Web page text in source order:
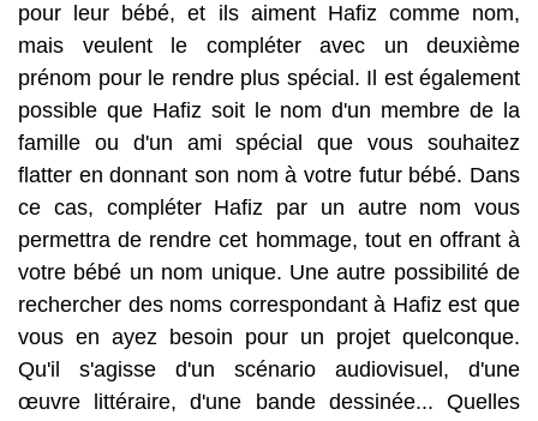
pour leur bébé, et ils aiment Hafiz comme nom,
mais veulent le compléter avec un deuxième
prénom pour le rendre plus spécial. Il est également
possible que Hafiz soit le nom d'un membre de la
famille ou d'un ami spécial que vous souhaitez
flatter en donnant son nom à votre futur bébé. Dans
ce cas, compléter Hafiz par un autre nom vous
permettra de rendre cet hommage, tout en offrant à
votre bébé un nom unique. Une autre possibilité de
rechercher des noms correspondant à Hafiz est que
vous en ayez besoin pour un projet quelconque.
Qu'il s'agisse d'un scénario audiovisuel, d'une
œuvre littéraire, d'une bande dessinée... Quelles